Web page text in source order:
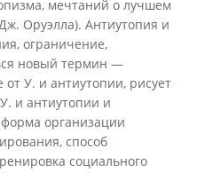
мечтаний о лучшем
Оруэлла). Антиутопия и
ограничение,
новый термин —
У. и антиутопии, рисует
и антиутопии и
организации
способ
социального